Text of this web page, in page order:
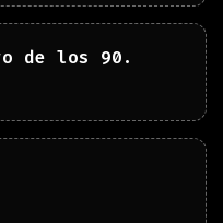
de los 90.